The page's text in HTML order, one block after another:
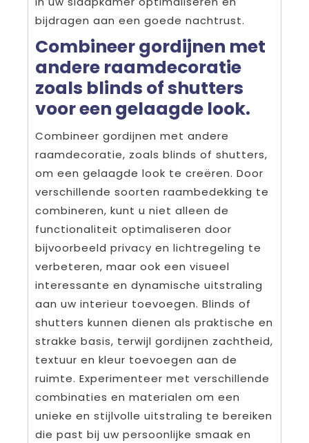
bijdragen aan een goede nachtrust.
Combineer gordijnen met
andere raamdecoratie
zoals blinds of shutters
voor een gelaagde look.
Combineer gordijnen met andere
raamdecoratie, zoals blinds of shutters,
om een gelaagde look te creëren. Door
verschillende soorten raambedekking te
combineren, kunt u niet alleen de
functionaliteit optimaliseren door
bijvoorbeeld privacy en lichtregeling te
verbeteren, maar ook een visueel
interessante en dynamische uitstraling
aan uw interieur toevoegen. Blinds of
shutters kunnen dienen als praktische en
strakke basis, terwijl gordijnen zachtheid,
textuur en kleur toevoegen aan de
ruimte. Experimenteer met verschillende
combinaties en materialen om een
unieke en stijlvolle uitstraling te bereiken
die past bij uw persoonlijke smaak en